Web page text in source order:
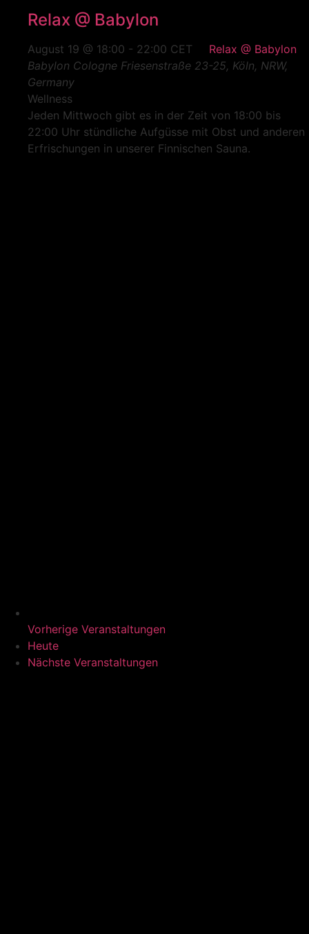
Relax @ Babylon
August 19 @ 18:00 - 22:00 CET
Relax @ Babylon
Babylon Cologne Friesenstraße 23-25, Köln, NRW,
Germany
Wellness
Jeden Mittwoch gibt es in der Zeit von 18:00 bis
22:00 Uhr stündliche Aufgüsse mit Obst und anderen
Erfrischungen in unserer Finnischen Sauna.
Vorherige Veranstaltungen
Heute
Nächste Veranstaltungen